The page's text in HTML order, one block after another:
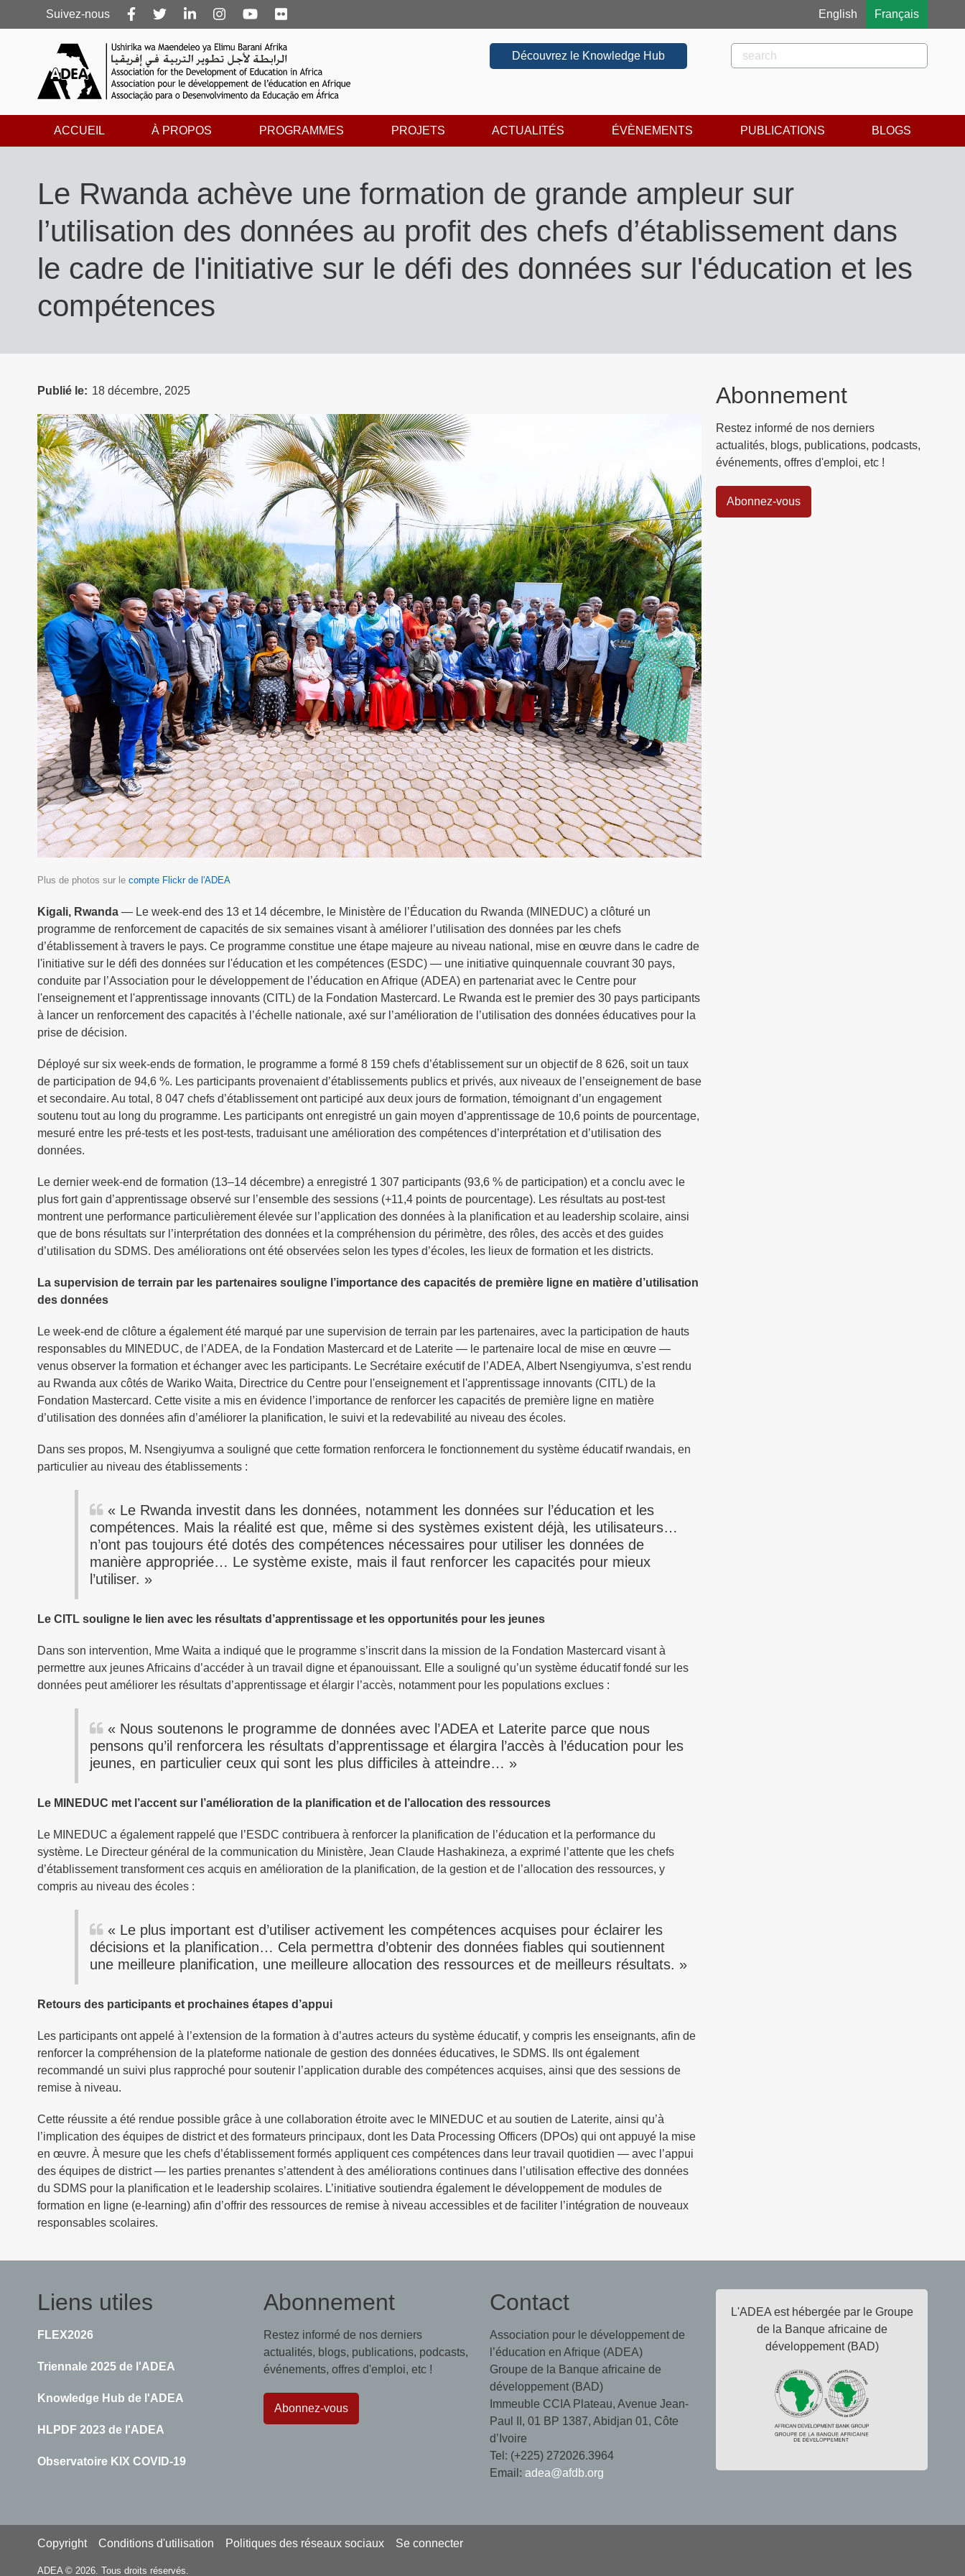
Follow
us
Suivez-nous English Français
Rechercher
Rechercher
Découvrez le Knowledge Hub
ACCUEIL À PROPOS PROGRAMMES PROJETS ACTUALITÉS ÉVÈNEMENTS PUBLICATIONS BLOGS
Le Rwanda achève une formation de grande ampleur sur
l’utilisation des données au profit des chefs d’établissement dans
le cadre de l'initiative sur le défi des données sur l'éducation et les
compétences
Publié le 18 décembre, 2025
Plus de photos sur le compte Flickr de l'ADEA
Kigali, Rwanda — Le week-end des 13 et 14 décembre, le Ministère de l’Éducation du Rwanda (MINEDUC) a clôturé un
programme de renforcement de capacités de six semaines visant à améliorer l’utilisation des données par les chefs
d’établissement à travers le pays. Ce programme constitue une étape majeure au niveau national, mise en œuvre dans le cadre de
l'initiative sur le défi des données sur l'éducation et les compétences (ESDC) — une initiative quinquennale couvrant 30 pays,
conduite par l’Association pour le développement de l’éducation en Afrique (ADEA) en partenariat avec le Centre pour
l'enseignement et l'apprentissage innovants (CITL) de la Fondation Mastercard. Le Rwanda est le premier des 30 pays participants
à lancer un renforcement des capacités à l’échelle nationale, axé sur l’amélioration de l’utilisation des données éducatives pour la
prise de décision.
Déployé sur six week-ends de formation, le programme a formé 8 159 chefs d’établissement sur un objectif de 8 626, soit un taux
de participation de 94,6 %. Les participants provenaient d’établissements publics et privés, aux niveaux de l’enseignement de base
et secondaire. Au total, 8 047 chefs d’établissement ont participé aux deux jours de formation, témoignant d’un engagement
soutenu tout au long du programme. Les participants ont enregistré un gain moyen d’apprentissage de 10,6 points de pourcentage,
mesuré entre les pré-tests et les post-tests, traduisant une amélioration des compétences d’interprétation et d’utilisation des
données.
Le dernier week-end de formation (13–14 décembre) a enregistré 1 307 participants (93,6 % de participation) et a conclu avec le
plus fort gain d’apprentissage observé sur l’ensemble des sessions (+11,4 points de pourcentage). Les résultats au post-test
montrent une performance particulièrement élevée sur l’application des données à la planification et au leadership scolaire, ainsi
que de bons résultats sur l’interprétation des données et la compréhension du périmètre, des rôles, des accès et des guides
d’utilisation du SDMS. Des améliorations ont été observées selon les types d’écoles, les lieux de formation et les districts.
La supervision de terrain par les partenaires souligne l’importance des capacités de première ligne en matière d’utilisation
des données
Le week-end de clôture a également été marqué par une supervision de terrain par les partenaires, avec la participation de hauts
responsables du MINEDUC, de l’ADEA, de la Fondation Mastercard et de Laterite — le partenaire local de mise en œuvre —
venus observer la formation et échanger avec les participants. Le Secrétaire exécutif de l’ADEA, Albert Nsengiyumva, s’est rendu
au Rwanda aux côtés de Wariko Waita, Directrice du Centre pour l'enseignement et l'apprentissage innovants (CITL) de la
Fondation Mastercard. Cette visite a mis en évidence l’importance de renforcer les capacités de première ligne en matière
d’utilisation des données afin d’améliorer la planification, le suivi et la redevabilité au niveau des écoles.
Dans ses propos, M. Nsengiyumva a souligné que cette formation renforcera le fonctionnement du système éducatif rwandais, en
particulier au niveau des établissements :
« Le Rwanda investit dans les données, notamment les données sur l’éducation et les
compétences. Mais la réalité est que, même si des systèmes existent déjà, les utilisateurs…
n’ont pas toujours été dotés des compétences nécessaires pour utiliser les données de
manière appropriée… Le système existe, mais il faut renforcer les capacités pour mieux
l’utiliser. »
Le CITL souligne le lien avec les résultats d’apprentissage et les opportunités pour les jeunes
Dans son intervention, Mme Waita a indiqué que le programme s’inscrit dans la mission de la Fondation Mastercard visant à
permettre aux jeunes Africains d’accéder à un travail digne et épanouissant. Elle a souligné qu’un système éducatif fondé sur les
données peut améliorer les résultats d’apprentissage et élargir l’accès, notamment pour les populations exclues :
« Nous soutenons le programme de données avec l’ADEA et Laterite parce que nous
pensons qu’il renforcera les résultats d’apprentissage et élargira l’accès à l’éducation pour les
jeunes, en particulier ceux qui sont les plus difficiles à atteindre… »
Le MINEDUC met l’accent sur l’amélioration de la planification et de l’allocation des ressources
Le MINEDUC a également rappelé que l’ESDC contribuera à renforcer la planification de l’éducation et la performance du
système. Le Directeur général de la communication du Ministère, Jean Claude Hashakineza, a exprimé l’attente que les chefs
d’établissement transforment ces acquis en amélioration de la planification, de la gestion et de l’allocation des ressources, y
compris au niveau des écoles :
« Le plus important est d’utiliser activement les compétences acquises pour éclairer les
décisions et la planification… Cela permettra d’obtenir des données fiables qui soutiennent
une meilleure planification, une meilleure allocation des ressources et de meilleurs résultats. »
Retours des participants et prochaines étapes d’appui
Les participants ont appelé à l’extension de la formation à d’autres acteurs du système éducatif, y compris les enseignants, afin de
renforcer la compréhension de la plateforme nationale de gestion des données éducatives, le SDMS. Ils ont également
recommandé un suivi plus rapproché pour soutenir l’application durable des compétences acquises, ainsi que des sessions de
remise à niveau.
Cette réussite a été rendue possible grâce à une collaboration étroite avec le MINEDUC et au soutien de Laterite, ainsi qu’à
l’implication des équipes de district et des formateurs principaux, dont les Data Processing Officers (DPOs) qui ont appuyé la mise
en œuvre. À mesure que les chefs d’établissement formés appliquent ces compétences dans leur travail quotidien — avec l’appui
des équipes de district — les parties prenantes s’attendent à des améliorations continues dans l’utilisation effective des données
du SDMS pour la planification et le leadership scolaires. L’initiative soutiendra également le développement de modules de
formation en ligne (e-learning) afin d’offrir des ressources de remise à niveau accessibles et de faciliter l’intégration de nouveaux
responsables scolaires.
Abonnement
Restez informé de nos derniers
actualités, blogs, publications, podcasts,
événements, offres d'emploi, etc !
Abonnez-vous
Liens utiles
FLEX2026
Triennale 2025 de l'ADEA
Knowledge Hub de l'ADEA
HLPDF 2023 de l'ADEA
Observatoire KIX COVID-19
Abonnement
Restez informé de nos derniers
actualités, blogs, publications, podcasts,
événements, offres d'emploi, etc !
Abonnez-vous
Contact
Association pour le développement de
l’éducation en Afrique (ADEA)
Groupe de la Banque africaine de
développement (BAD)
Immeuble CCIA Plateau, Avenue Jean-
Paul II, 01 BP 1387, Abidjan 01, Côte
d’Ivoire
Tel: (+225) 272026.3964
Email: adea@afdb.org
L'ADEA est hébergée par le Groupe
de la Banque africaine de
développement (BAD)
Footer
Copyright Conditions d'utilisation Politiques des réseaux sociaux Se connecter
ADEA © 2026. Tous droits réservés.